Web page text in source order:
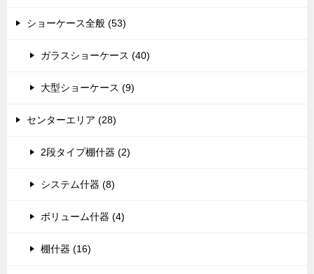
ショーケース全般 (53)
ガラスショーケース (40)
大型ショーケース (9)
センターエリア (28)
2段タイプ棚什器 (2)
システム什器 (8)
ボリューム什器 (4)
棚什器 (16)